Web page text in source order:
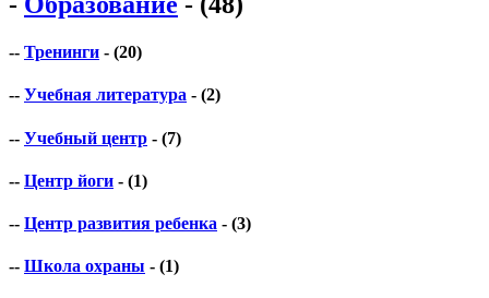
-- Тренинги - (20)
-- Учебная литература - (2)
-- Учебный центр - (7)
-- Центр йоги - (1)
-- Центр развития ребенка - (3)
-- Школа охраны - (1)